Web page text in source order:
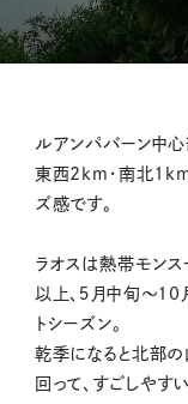
ルアンパバーン中心
東西2km・南北1km
ズ感です。
ラオスは熱帯モン
以上、５月中旬～
トシーズン。
乾季になると北部
回って、すごしやす